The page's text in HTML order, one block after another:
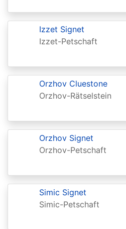
Realms:
Revolt
Aetherdrift
Aetherdrift:
Alara
Alpha
Amonkhet
Izzet Signet
Izzet-Petschaft
Orzhov Cluestone
Orzhov-Rätselstein
Orzhov Signet
Orzhov-Petschaft
Simic Signet
Simic-Petschaft